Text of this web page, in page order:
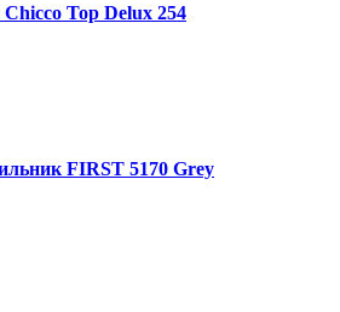
Top Delux 254
FIRST 5170 Grey